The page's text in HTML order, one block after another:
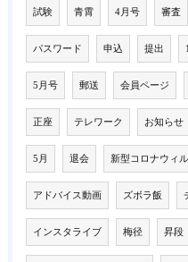
試験 青霄 4月号 審査
パスワード 申込 提出
5月号 郵送 会員ページ
正座 テレワーク お知らせ
5月 退会 新型コロナウィ
アドバイス動画 ズボラ飯
インスタライブ 梅径 昇段